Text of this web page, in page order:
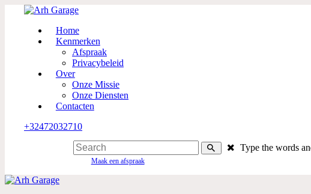
Home
Kenmerken
Afspraak
Privacybeleid
Over
Onze Missie
Onze Diensten
Contacten
+32472032710
Type the words
Maak een afspraak